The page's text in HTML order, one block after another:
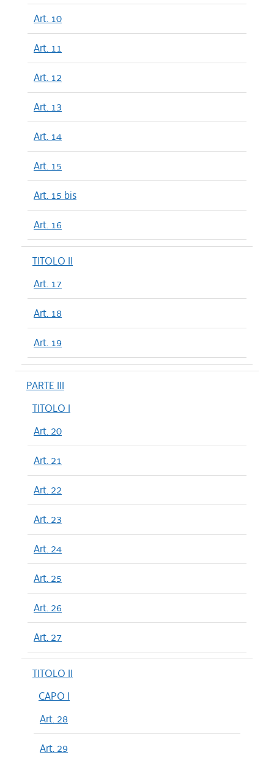
Art. 10
Art. 11
Art. 12
Art. 13
Art. 14
Art. 15
Art. 15 bis
Art. 16
TITOLO II
Art. 17
Art. 18
Art. 19
PARTE III
TITOLO I
Art. 20
Art. 21
Art. 22
Art. 23
Art. 24
Art. 25
Art. 26
Art. 27
TITOLO II
CAPO I
Art. 28
Art. 29